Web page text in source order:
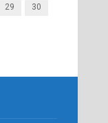
29 30